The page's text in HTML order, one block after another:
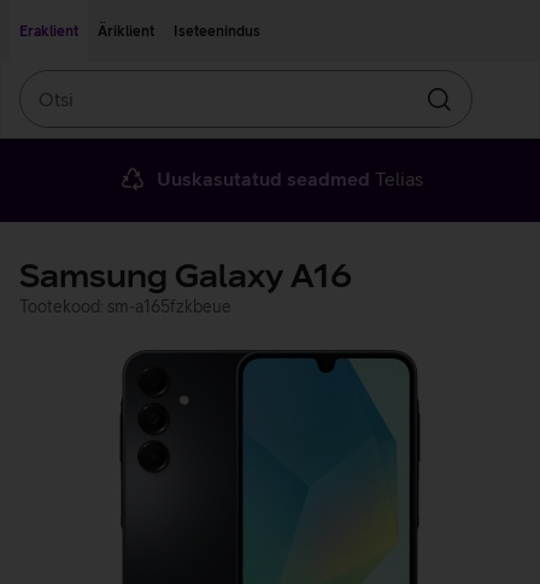
Eraklient
Äriklient Iseteenindus
Otsin
Uuskasutatud seadmed Telias
Samsung Galaxy A16
Tootekood: sm-a165fzkbeue